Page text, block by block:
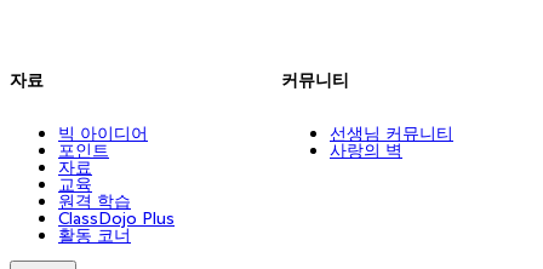
자료
빅 아이디어
포인트
자료
교육
원격 학습
ClassDojo Plus
활동 코너
커뮤니티
선생님 커뮤니티
사랑의 벽